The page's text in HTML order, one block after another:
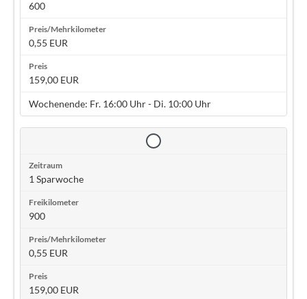
600
0,55 EUR
159,00 EUR
Wochenende: Fr. 16:00 Uhr - Di. 10:00 Uhr
1 Sparwoche
900
0,55 EUR
159,00 EUR